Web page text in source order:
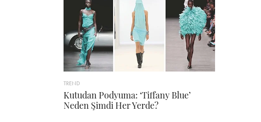
TREND
Kutudan Podyuma: ‘Tiffany Blue’
Neden Şimdi Her Yerde?